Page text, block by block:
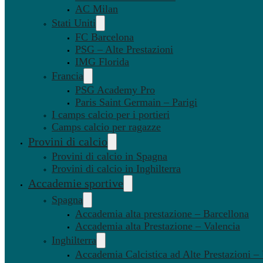
AC Milan
Stati Uniti
FC Barcelona
PSG – Alte Prestazioni
IMG Florida
Francia
PSG Academy Pro
Paris Saint Germain – Parigi
I camps calcio per i portieri
Camps calcio per ragazze
Provini di calcio
Provini di calcio in Spagna
Provini di calcio in Inghilterra
Accademie sportive
Spagna
Accademia alta prestazione – Barcellona
Accademia alta Prestazione – Valencia
Inghilterra
Accademia Calcistica ad Alte Prestazioni